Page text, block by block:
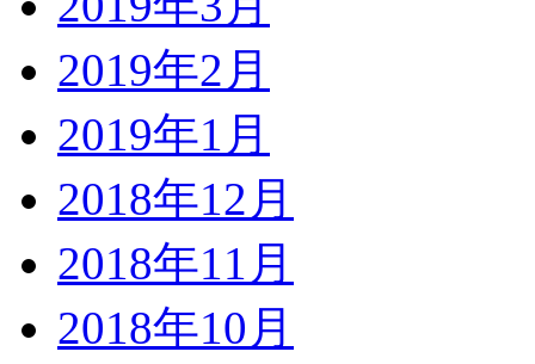
2019年2月
2019年1月
2018年12月
2018年11月
2018年10月